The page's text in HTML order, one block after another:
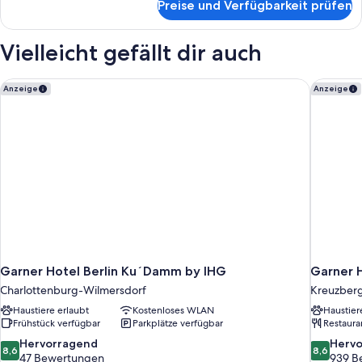
1
Bett,
(Accesible)
Preise und Verfügbarkeit prüfen
Vielleicht gefällt dir auch
Anzeige
Garner Hotel Berlin Ku´Damm by IHG
Charlottenburg-Wilmersdorf
Haustiere erlaubt
Kostenloses WLAN
Frühstück verfügbar
Parkplätze verfügbar
8.6
von
8,6 Hervorragend
47 Bewertungen
Garner Hotel Berlin Ku´Damm by IHG Anzeige
Garner
8.6
von
8,6
939
Garner